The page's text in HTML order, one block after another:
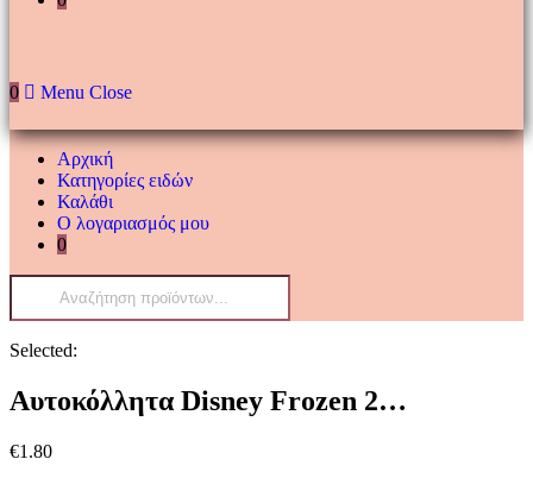
0 Menu Close
Αρχική
Κατηγορίες ειδών
Καλάθι
Ο λογαριασμός μου
0
Products
Selected:
Αυτοκόλλητα Disney Frozen 2…
€1.80